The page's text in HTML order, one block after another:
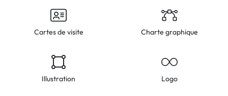
Cartes de visite Charte graphique
Illustration Logo